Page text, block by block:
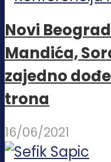
Novi
Mandića,
zajedno
trona
16/06/2021